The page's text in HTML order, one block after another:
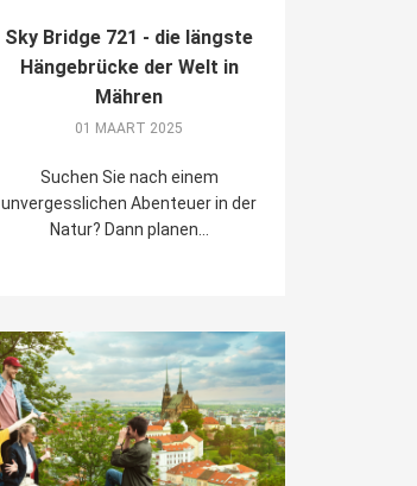
Sky Bridge 721 - die längste
Hängebrücke der Welt in
Mähren
01 MAART 2025
Suchen Sie nach einem
unvergesslichen Abenteuer in der
Natur? Dann planen...